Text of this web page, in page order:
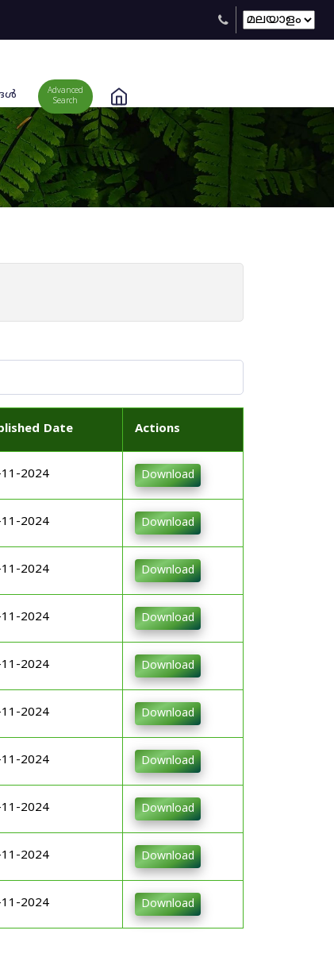
Advanced
Search
Date Actions
2024 Download
2024 Download
2024 Download
2024 Download
2024 Download
2024 Download
2024 Download
2024 Download
2024 Download
2024 Download